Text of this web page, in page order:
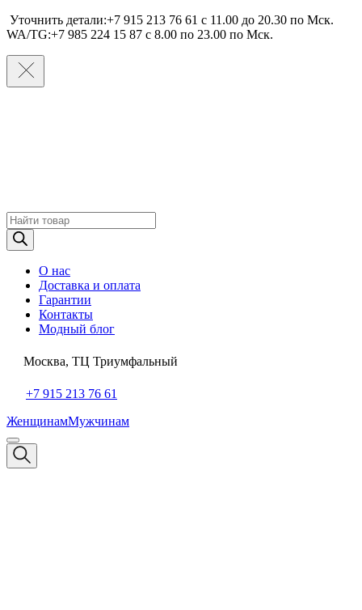
Уточнить детали:+7 915 213 76 61 c 11.00 до 20.30 по Мcк.
WA/TG:+7 985 224 15 87 c 8.00 по 23.00 по Мcк.
Поиск
товаров
О нас
Доставка и оплата
Гарантии
Контакты
Модный блог
Москва, ТЦ Триумфальный
+7 915 213 76 61
ЖенщинамМужчинам